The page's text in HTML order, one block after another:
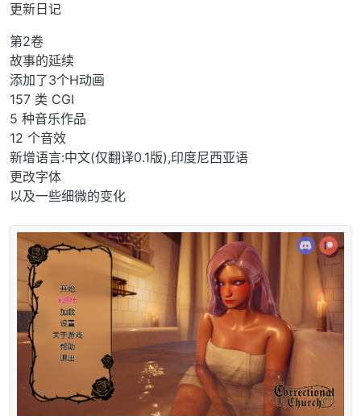
更新日记
第2卷
故事的延续
添加了3个H动画
157 类 CGI
5 种音乐作品
12 个音效
新增语言:中文(仅翻译0.1版),印度尼西亚语
更改字体
以及一些细微的变化